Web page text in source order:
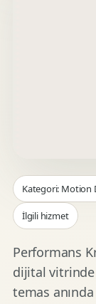
Kategori: Motion
İlgili hizmet
Performans
dijital vitrinde
temas